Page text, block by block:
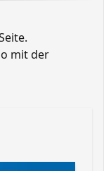
mit der